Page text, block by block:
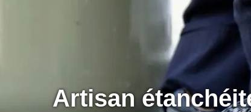
Artisan